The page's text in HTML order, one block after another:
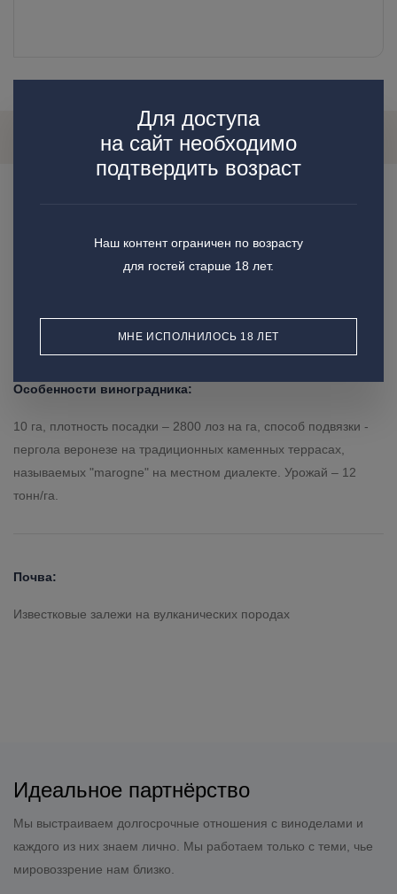
Для доступа
на сайт необходимо
подтвердить возраст
Наш контент ограничен по возрасту
для гостей старше 18 лет.
МНЕ ИСПОЛНИЛОСЬ 18 ЛЕТ
О Вине Характеристики Отзывы
Ручной сбор, в начале октября. Ферментация в контакте с
Особенности виноградника:
10 га, плотность посадки – 2800 лоз на га, способ подвязки -
пергола веронезе на традиционных каменных террасах,
называемых "marogne" на местном диалекте. Урожай – 12
тонн/га.
Почва:
Известковые залежи на вулканических породах
Рис с мясным соусом/ Биголи (толстые спагетти)/
Фаршированная утка
Идеальное партнёрство
Мы выстраиваем долгосрочные отношения с виноделами и
каждого из них знаем лично. Мы работаем только с теми, чье
мировоззрение нам близко.